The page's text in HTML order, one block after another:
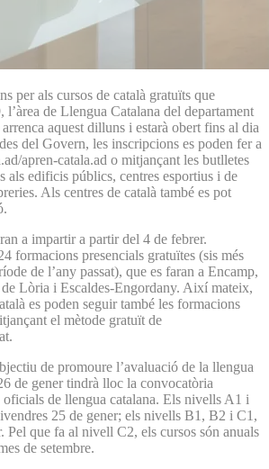
per als cursos de català gratuïts que
l’àrea de Llengua Catalana del departament
aquest dilluns i estarà obert fins al dia
del Govern, les inscripcions es poden fer a
apren-catala.ad o mitjançant les butlletes
als edificis públics, centres esportius i de
Als centres de català també es pot
a impartir a partir del 4 de febrer.
formacions presencials gratuïtes (sis més
de l’any passat), que es faran a Encamp,
Lòria i Escaldes-Engordany. Així mateix,
es poden seguir també les formacions
el mètode gratuït de
de promoure l’avaluació de la llengua
de gener tindrà lloc la convocatòria
oficials de llengua catalana. Els nivells A1 i
25 de gener; els nivells B1, B2 i C1,
Pel que fa al nivell C2, els cursos són anuals
de setembre.